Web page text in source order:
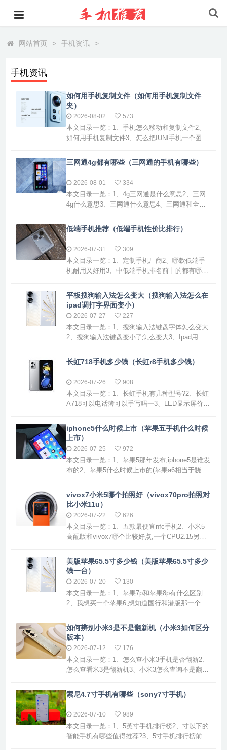
网站首页 > 手机资讯 >
手机资讯
如何用手机复制文件（如何用手机复制文件
夹）
2026-08-02 573
本文目录一览：1、手机怎么移动和复制文件2、
如何用手机复制文件3、怎么把IUNI手机一个图片
到另一个文件5、安卓手机怎么复制文件手机怎么
移动和复制文件打开文件管理应用 首先，在手机
上找到并打开手机自带的“文件管理”应用。这是进
动、复制、删除等操作...
三网通4g都有哪些（三网通的手机有哪些）
2026-08-01 334
本文目录一览：1、4g三网通是什么意思2、三网
4g什么意思3、三网通什么意思4、三网通和全网
是什么意思1、G三网通指的是一部手机可以同时
支持中国移动、中国联通和中国电信三大运营商
的4G网络。以下是关于4G三网通的详细解析：定
高速下载、...
低端手机推荐（低端手机性价比排行）
2026-07-31 309
本文目录一览：1、定制手机厂商2、哪款低端手
机耐用又好用3、中低端手机排名前十的都有哪些,
买哪个低端手机好定制手机厂商1、原始设计制造
商）是指专注于为品牌厂商提供从设计、研发到
生产全流程服务的顶级代工企业。它们在手机产
点：华勤技术（HQ）总部...
平板搜狗输入法怎么变大（搜狗输入法怎么在
ipad调打字界面变小）
2026-07-27 227
本文目录一览：1、搜狗输入法键盘字体怎么变大
2、搜狗输入法键盘变小了怎么变大3、Ipad用的
4、搜狗输入法键盘怎么变大小搜狗输入法键盘字
体怎么变大首先需要打开手机搜狗输入法键盘左
上角设置，如图所示。接下来需要在弹出页面里
悬浮到页面上方。点击键盘...
长虹718手机多少钱（长虹r8手机多少钱）
2026-07-26 908
本文目录一览：1、长虹手机有几种型号?2、长虹
A718可以电话簿可以手写吗一3、LED显示屏价格
修?5、请问50寸的等离子长虹离子是618、718和
818哪个好6、长虹手机有哪些牌子啊长虹手机有
几种型号?1、长虹手机拥有多种型号，包括U钻、
iphone5什么时候上市（苹果五手机什么时候
上市）
2026-07-25 972
本文目录一览：1、苹果5那年发布,iphone5是谁发
布的2、苹果5什么时候上市的(苹果a6相当于骁龙
什么时候登入中国内地?苹果5那年发布,iphone5是
谁发布的第四代：2010年6月7日发布的iPhone
4，采用了全新的外观设计，并引入了Retina显示
vivox7小米5哪个拍照好（vivox70pro拍照对
比小米11u）
2026-07-22 626
本文目录一览：1、五款最便宜nfc手机2、小米5
高配版和vivox7哪个比较好点,一个CPU2.15另一
是vivo?五款最便宜nfc手机vivo X7则是一款性价
比较高的手机，外观设计精美，性能表现良好。
该手机搭载了骁龙652处理器，配备4GB内存和
美版苹果65.5寸多少钱（美版苹果65.5寸多少
钱一台）
2026-07-20 130
本文目录一览：1、苹果7p和苹果8p有什么区别
2、我想买一个苹果6,想知道国行和港版那一个划
便宜些?4、苹果65.5寸的手机总体是多大苹果7p
和苹果8p有什么区别苹果7p与苹果8p的主要区别
如下：外观设计：苹果7p：采用金属后盖设计，
如何辨别小米3是不是翻新机（小米3如何区分
版本）
2026-07-12 176
本文目录一览：1、怎么查小米3手机是否翻新2、
怎么查看米3是翻新机3、小米3怎么查询不是翻新
么查小米3手机是否翻新判断小米3是否为翻新的
方法主要有以下几点：检查防伪贴：查看是否具
有官方防伪标贴：小米3手机销售包装上应具有小
字样。刮开防...
索尼4.7寸手机有哪些（sony7寸手机）
2026-07-10 989
本文目录一览：1、5英寸手机排行榜2、寸以下的
智能手机有哪些值得推荐?3、5寸手机排行榜前十